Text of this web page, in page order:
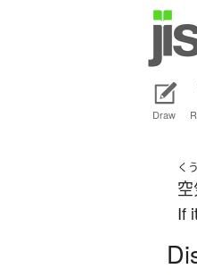
Draw
く
If